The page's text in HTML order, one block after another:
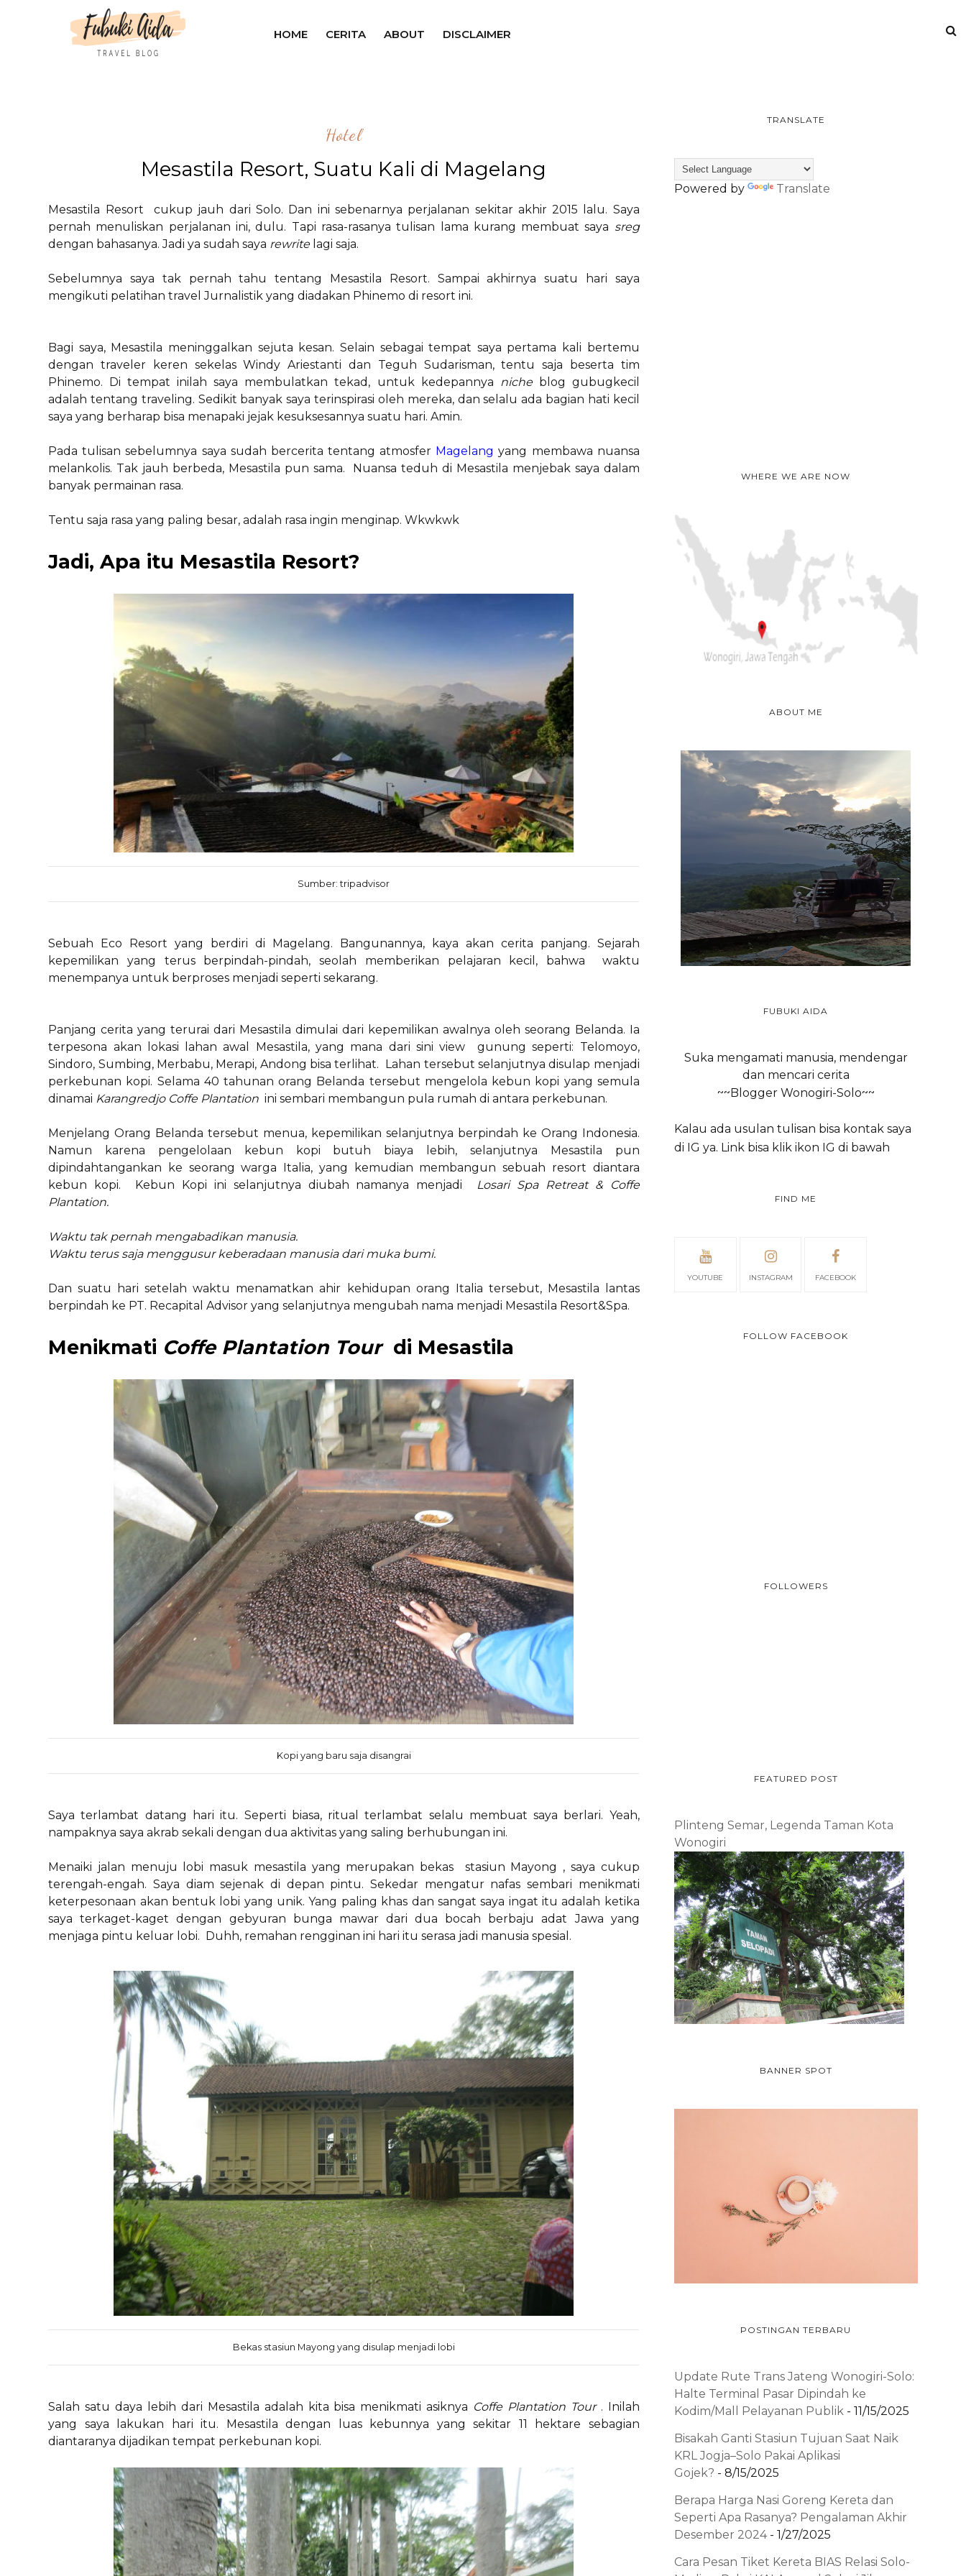
HOME CERITA ABOUT DISCLAIMER
Hotel
Mesastila Resort, Suatu Kali di Magelang
Mesastila Resort cukup jauh dari Solo. Dan ini sebenarnya perjalanan sekitar akhir 2015 lalu. Saya
pernah menuliskan perjalanan ini, dulu. Tapi rasa-rasanya tulisan lama kurang membuat saya sreg
dengan bahasanya. Jadi ya sudah saya rewrite lagi saja.
Sebelumnya saya tak pernah tahu tentang Mesastila Resort. Sampai akhirnya suatu hari saya
mengikuti pelatihan travel Jurnalistik yang diadakan Phinemo di resort ini.
Bagi saya, Mesastila meninggalkan sejuta kesan. Selain sebagai tempat saya pertama kali bertemu
dengan traveler keren sekelas Windy Ariestanti dan Teguh Sudarisman, tentu saja beserta tim
Phinemo. Di tempat inilah saya membulatkan tekad, untuk kedepannya nicheblog gubugkecil
adalah tentang traveling. Sedikit banyak saya terinspirasi oleh mereka, dan selalu ada bagian hati kecil
saya yang berharap bisa menapaki jejak kesuksesannya suatu hari. Amin.
Pada tulisan sebelumnya saya sudah bercerita tentang atmosfer Magelang yang membawa nuansa
melankolis. Tak jauh berbeda, Mesastila pun sama. Nuansa teduh di Mesastila menjebak saya dalam
banyak permainan rasa.
Tentu saja rasa yang paling besar, adalah rasa ingin menginap. Wkwkwk
Jadi, Apa itu Mesastila Resort?
Sumber: tripadvisor
Sebuah Eco Resort yang berdiri di Magelang. Bangunannya, kaya akan cerita panjang. Sejarah
kepemilikan yang terus berpindah-pindah, seolah memberikan pelajaran kecil, bahwa waktu
menempanya untuk berproses menjadi seperti sekarang.
Panjang cerita yang terurai dari Mesastila dimulai dari kepemilikan awalnya oleh seorang Belanda. Ia
terpesona akan lokasi lahan awal Mesastila, yang mana dari sini view gunung seperti: Telomoyo,
Sindoro, Sumbing, Merbabu, Merapi, Andong bisa terlihat. Lahan tersebut selanjutnya disulap menjadi
perkebunan kopi. Selama 40 tahunan orang Belanda tersebut mengelola kebun kopi yang semula
dinamai Karangredjo Coffe Plantation ini sembari membangun pula rumah di antara perkebunan.
Menjelang Orang Belanda tersebut menua, kepemilikan selanjutnya berpindah ke Orang Indonesia.
Namun karena pengelolaan kebun kopi butuh biaya lebih, selanjutnya Mesastila pun
dipindahtangankan ke seorang warga Italia, yang kemudian membangun sebuah resort diantara
kebun kopi. Kebun Kopi ini selanjutnya diubah namanya menjadi Losari Spa Retreat & Coffe
Plantation.
Waktu tak pernah mengabadikan manusia.
Waktu terus saja menggusur keberadaan manusia dari muka bumi.
Dan suatu hari setelah waktu menamatkan ahir kehidupan orang Italia tersebut, Mesastila lantas
berpindah ke PT. Recapital Advisor yang selanjutnya mengubah nama menjadi Mesastila Resort&Spa.
Menikmati Coffe Plantation Tour di Mesastila
Kopi yang baru saja disangrai
Saya terlambat datang hari itu. Seperti biasa, ritual terlambat selalu membuat saya berlari. Yeah,
nampaknya saya akrab sekali dengan dua aktivitas yang saling berhubungan ini.
Menaiki jalan menuju lobi masuk mesastila yang merupakan bekas stasiun Mayong , saya cukup
terengah-engah. Saya diam sejenak di depan pintu. Sekedar mengatur nafas sembari menikmati
keterpesonaan akan bentuk lobi yang unik. Yang paling khas dan sangat saya ingat itu adalah ketika
saya terkaget-kaget dengan gebyuran bunga mawar dari dua bocah berbaju adat Jawa yang
menjaga pintu keluar lobi. Duhh, remahan rengginan ini hari itu serasa jadi manusia spesial.
Bekas stasiun Mayong yang disulap menjadi lobi
Salah satu daya lebih dari Mesastila adalah kita bisa menikmati asiknya Coffe Plantation Tour . Inilah
yang saya lakukan hari itu. Mesastila dengan luas kebunnya yang sekitar 11 hektare sebagian
diantaranya dijadikan tempat perkebunan kopi.
TRANSLATE
Powered by Translate
WHERE WE ARE NOW
ABOUT ME
FUBUKI AIDA
Suka mengamati manusia, mendengar
dan mencari cerita
~~Blogger Wonogiri-Solo~~
Kalau ada usulan tulisan bisa kontak saya
di IG ya. Link bisa klik ikon IG di bawah
FIND ME
YOUTUBE INSTAGRAM FACEBOOK
FOLLOW FACEBOOK
FOLLOWERS
FEATURED POST
Plinteng Semar, Legenda Taman Kota
Wonogiri
BANNER SPOT
POSTINGAN TERBARU
Update Rute Trans Jateng Wonogiri-Solo:
Halte Terminal Pasar Dipindah ke
Kodim/Mall Pelayanan Publik - 11/15/2025
Bisakah Ganti Stasiun Tujuan Saat Naik
KRL Jogja–Solo Pakai Aplikasi
Gojek? - 8/15/2025
Berapa Harga Nasi Goreng Kereta dan
Seperti Apa Rasanya? Pengalaman Akhir
Desember 2024- 1/27/2025
Cara Pesan Tiket Kereta BIAS Relasi Solo-